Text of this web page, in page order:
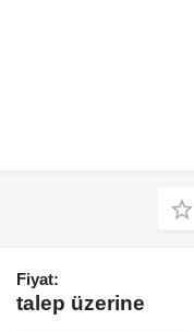
Fiyat:
talep üzerine